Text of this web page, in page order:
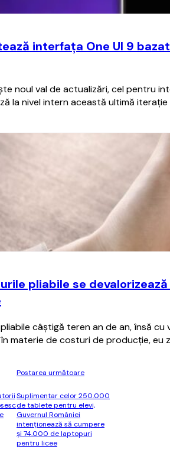
interfaţa One UI 9
noul val de actualizări, cel pentru
la nivel intern această ultimă
pliabile se
câştigă teren an de an, însă
materie de costuri de producţie,
Postarea următoare
Suplimentar celor 250.000
de tablete pentru elevi,
Guvernul României
intenţionează să cumpere
şi 74.000 de laptopuri
pentru licee